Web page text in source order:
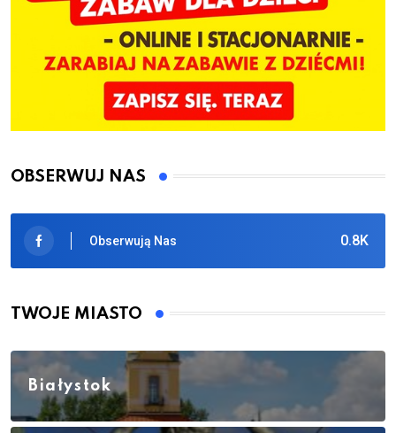
OBSERWUJ NAS
0.8K
Obserwują Nas
TWOJE MIASTO
Białystok